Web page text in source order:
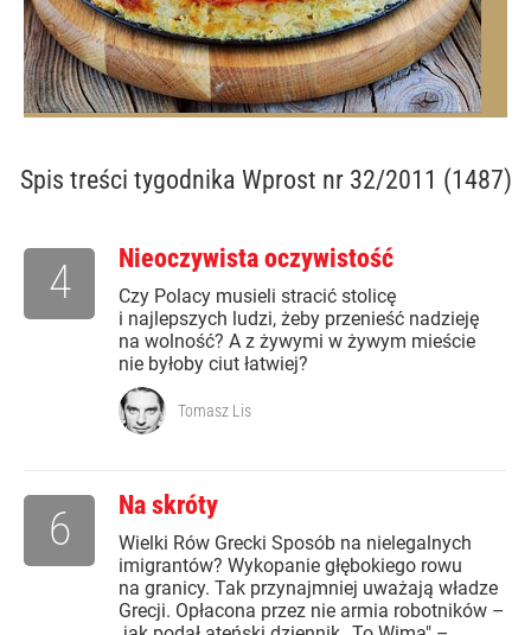
Spis treści tygodnika Wprost nr 32/2011 (1487)
Nieoczywista oczywistość
Czy Polacy musieli stracić stolicę
i najlepszych ludzi, żeby przenieść nadzieję
na wolność? A z żywymi w żywym mieście
nie byłoby ciut łatwiej?
4
Tomasz Lis
Na skróty
Wielki Rów Grecki Sposób na nielegalnych
imigrantów? Wykopanie głębokiego rowu
na granicy. Tak przynajmniej uważają władze
Grecji. Opłacona przez nie armia robotników –
6